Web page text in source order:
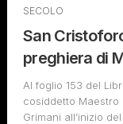
SECOLO
San
preghiera di
Al foglio 153 del
cosiddetto
Grimani all’inizio